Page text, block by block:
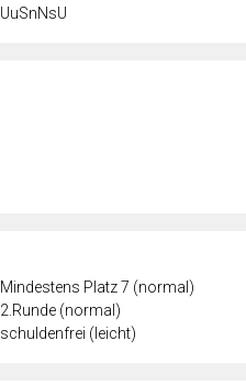
Mindestens Platz 7 (normal)
2.Runde (normal)
schuldenfrei (leicht)
UuSnNsU